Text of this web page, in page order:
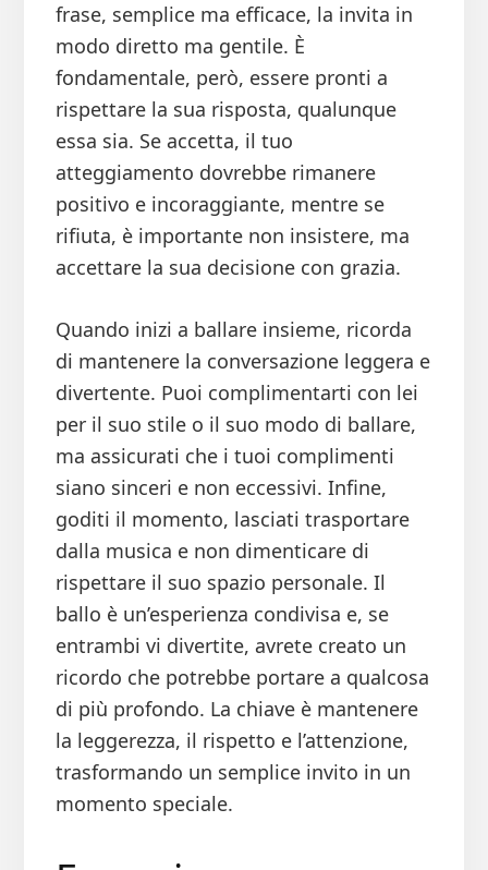
frase, semplice ma efficace, la invita in
modo diretto ma gentile. È
fondamentale, però, essere pronti a
rispettare la sua risposta, qualunque
essa sia. Se accetta, il tuo
atteggiamento dovrebbe rimanere
positivo e incoraggiante, mentre se
rifiuta, è importante non insistere, ma
accettare la sua decisione con grazia.
Quando inizi a ballare insieme, ricorda
di mantenere la conversazione leggera e
divertente. Puoi complimentarti con lei
per il suo stile o il suo modo di ballare,
ma assicurati che i tuoi complimenti
siano sinceri e non eccessivi. Infine,
goditi il momento, lasciati trasportare
dalla musica e non dimenticare di
rispettare il suo spazio personale. Il
ballo è un’esperienza condivisa e, se
entrambi vi divertite, avrete creato un
ricordo che potrebbe portare a qualcosa
di più profondo. La chiave è mantenere
la leggerezza, il rispetto e l’attenzione,
trasformando un semplice invito in un
momento speciale.